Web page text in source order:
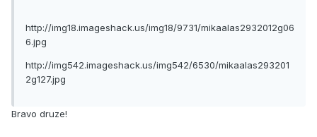
http://img18.imageshack.us/img18/9731/mikaalas2932012g06
6.jpg
http://img542.imageshack.us/img542/6530/mikaalas293201
2g127.jpg
Bravo druze!